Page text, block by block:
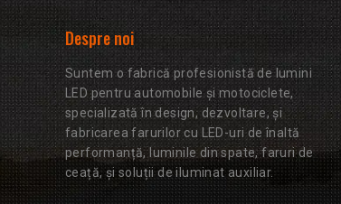
Despre noi
Suntem o fabrică profesionistă de lumini
LED pentru automobile și motociclete,
specializată în design, dezvoltare, și
fabricarea farurilor cu LED-uri de înaltă
performanță, luminile din spate, faruri de
ceață, și soluții de iluminat auxiliar.